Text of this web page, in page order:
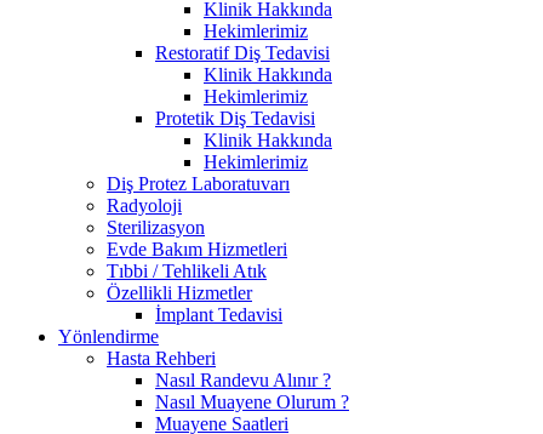
Klinik Hakkında
Hekimlerimiz
Restoratif Diş Tedavisi
Klinik Hakkında
Hekimlerimiz
Protetik Diş Tedavisi
Klinik Hakkında
Hekimlerimiz
Diş Protez Laboratuvarı
Radyoloji
Sterilizasyon
Evde Bakım Hizmetleri
Tıbbi / Tehlikeli Atık
Özellikli Hizmetler
İmplant Tedavisi
Yönlendirme
Hasta Rehberi
Nasıl Randevu Alınır ?
Nasıl Muayene Olurum ?
Muayene Saatleri